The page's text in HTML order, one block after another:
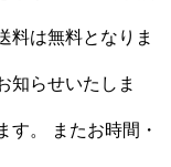
料は無料となりま
知らせいたしま
。 またお時間・